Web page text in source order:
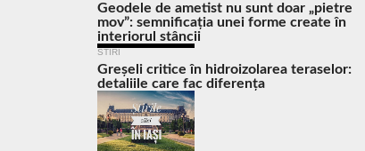
Geodele de ametist nu sunt doar „pietre
mov”: semnificația unei forme create în
interiorul stâncii
STIRI
Greșeli critice în hidroizolarea teraselor:
detaliile care fac diferența